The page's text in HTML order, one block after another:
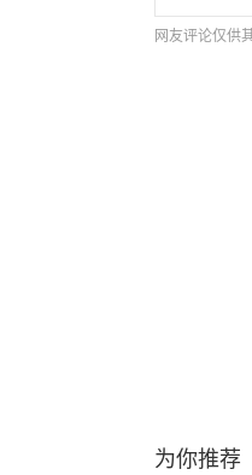
网友评论仅供
为你推荐